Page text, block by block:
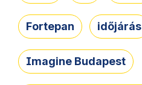
Fortepan időjárás
Imagine Budapest